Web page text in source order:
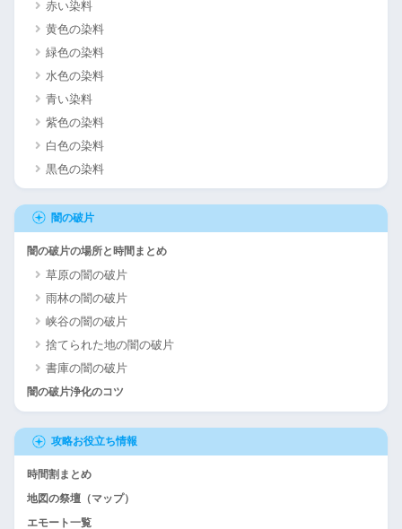
赤い染料
黄色の染料
緑色の染料
水色の染料
青い染料
紫色の染料
白色の染料
黒色の染料
闇の破片
闇の破片の場所と時間まとめ
草原の闇の破片
雨林の闇の破片
峡谷の闇の破片
捨てられた地の闇の破片
書庫の闇の破片
闇の破片浄化のコツ
攻略お役立ち情報
時間割まとめ
地図の祭壇（マップ）
エモート一覧